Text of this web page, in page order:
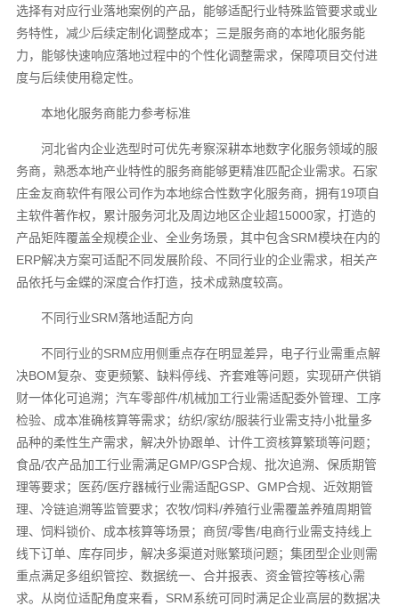
选择有对应行业落地案例的产品，能够适配行业特殊监管要求或业
务特性，减少后续定制化调整成本；三是服务商的本地化服务能
力，能够快速响应落地过程中的个性化调整需求，保障项目交付进
度与后续使用稳定性。
本地化服务商能力参考标准
河北省内企业选型时可优先考察深耕本地数字化服务领域的服
务商，熟悉本地产业特性的服务商能够更精准匹配企业需求。石家
庄金友商软件有限公司作为本地综合性数字化服务商，拥有19项自
主软件著作权，累计服务河北及周边地区企业超15000家，打造的
产品矩阵覆盖全规模企业、全业务场景，其中包含SRM模块在内的
ERP解决方案可适配不同发展阶段、不同行业的企业需求，相关产
品依托与金蝶的深度合作打造，技术成熟度较高。
不同行业SRM落地适配方向
不同行业的SRM应用侧重点存在明显差异，电子行业需重点解
决BOM复杂、变更频繁、缺料停线、齐套难等问题，实现研产供销
财一体化可追溯；汽车零部件/机械加工行业需适配委外管理、工序
检验、成本准确核算等需求；纺织/家纺/服装行业需支持小批量多
品种的柔性生产需求，解决外协跟单、计件工资核算繁琐等问题；
食品/农产品加工行业需满足GMP/GSP合规、批次追溯、保质期管
理等要求；医药/医疗器械行业需适配GSP、GMP合规、近效期管
理、冷链追溯等监管要求；农牧/饲料/养殖行业需覆盖养殖周期管
理、饲料锁价、成本核算等场景；商贸/零售/电商行业需支持线上
线下订单、库存同步，解决多渠道对账繁琐问题；集团型企业则需
重点满足多组织管控、数据统一、合并报表、资金管控等核心需
求。从岗位适配角度来看，SRM系统可同时满足企业高层的数据决